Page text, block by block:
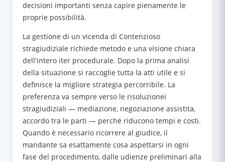
decisioni importanti senza capire pienamente le
proprie possibilità.
La gestione di un vicenda di Contenzioso
stragiudiziale richiede metodo e una visione chiara
dell'intero iter procedurale. Dopo la prima analisi
della situazione si raccoglie tutta la atti utile e si
definisce la migliore strategia percorribile. La
preferenza va sempre verso le risoluzionei
stragiudiziali — mediazione, negoziazione assistita,
accordo tra le parti — perché riducono tempi e costi.
Quando è necessario ricorrere al giudice, il
mandante sa esattamente cosa aspettarsi in ogni
fase del procedimento, dalle udienze preliminari alla